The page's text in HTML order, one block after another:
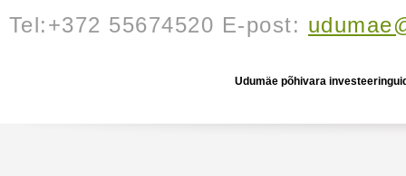
Tel:+372 55674520 E-post:
Udumäe põhivara